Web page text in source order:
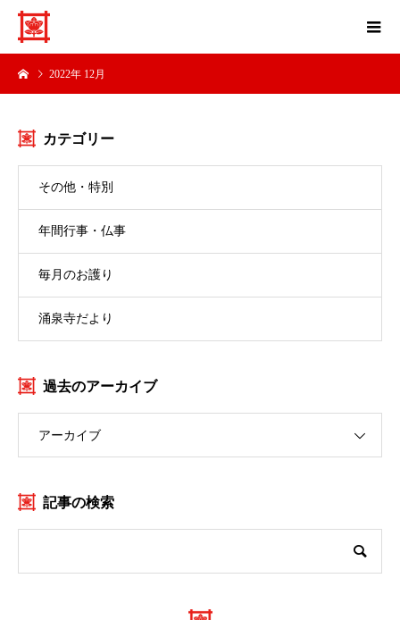
2022年 12月
カテゴリー
その他・特別
年間行事・仏事
毎月のお護り
涌泉寺だより
過去のアーカイブ
アーカイブ
記事の検索